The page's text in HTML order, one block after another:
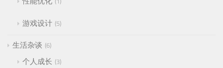
游戏设计 5
生活杂谈 6
个人成长 3